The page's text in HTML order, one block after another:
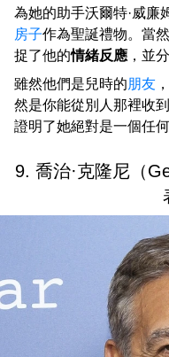
為她的助手沃爾特·威廉
房子作為聖誕禮物。當
捉了他的情緒反應 ，並
雖然他們是兒時的朋友
然是你能從別人那裡收
證明了她絕對是一個任
9. 喬治·克隆尼（